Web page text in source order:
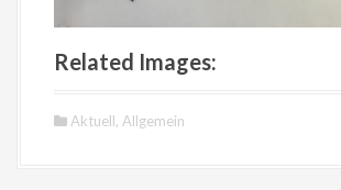
Related Images:
Aktuell, Allgemein